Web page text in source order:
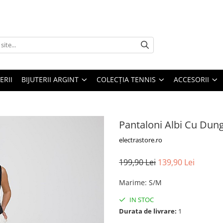
BIJUTERII ARGINT COLECȚIA TENNIS ACCESORII
Pantaloni Albi Cu
electrastore.ro
199,90 Lei 139,90 Lei
Marime: S/M
IN STOC
Durata de livrare: 1